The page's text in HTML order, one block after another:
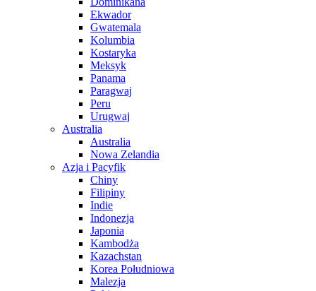
Ekwador
Gwatemala
Kolumbia
Kostaryka
Meksyk
Panama
Paragwaj
Peru
Urugwaj
Australia
Australia
Nowa Zelandia
Azja i Pacyfik
Chiny
Filipiny
Indie
Indonezja
Japonia
Kambodża
Kazachstan
Korea Południowa
Malezja